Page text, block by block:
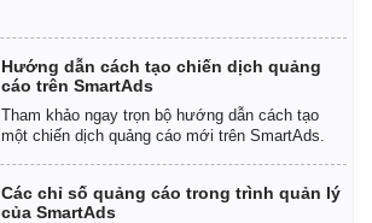
Hướng dẫn cách tạo chiến dịch quảng
cáo trên SmartAds
Tham khảo ngay trọn bộ hướng dẫn cách tạo
một chiến dịch quảng cáo mới trên SmartAds.
Các chỉ số quảng cáo trong trình quản lý
của SmartAds